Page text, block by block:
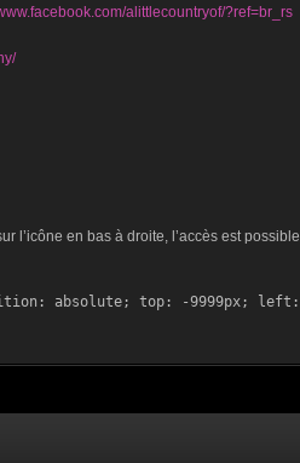
alittlecountryof/?ref=br_rs
l’icône en bas à droite, l’accès est possible
absolute; top: -9999px; left: